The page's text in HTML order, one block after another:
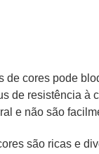
de cores pode
de resistência
e não são
são ricas e